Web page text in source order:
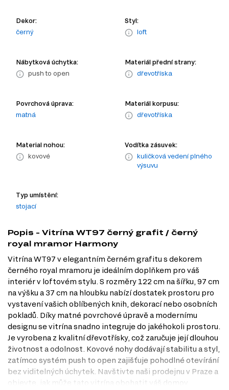
Dekor:
černý
Styl:
loft
Nábytková úchytka:
push to open
Materiál přední strany:
dřevotříska
Povrchová úprava:
matná
Materiál korpusu:
dřevotříska
Material nohou:
kovové
Vodítka zásuvek:
kuličková vedení plného
výsuvu
Typ umístění:
stojací
Popis - Vitrína WT97 černý grafit / černý
royal mramor Harmony
Vitrína WT97 v elegantním černém grafitu s dekorem
černého royal mramoru je ideálním doplňkem pro váš
interiér v loftovém stylu. S rozměry 122 cm na šířku, 97 cm
na výšku a 37 cm na hloubku nabízí dostatek prostoru pro
vystavení vašich oblíbených knih, dekorací nebo osobních
pokladů. Díky matné povrchové úpravě a modernímu
designu se vitrína snadno integruje do jakéhokoli prostoru.
Je vyrobena z kvalitní dřevotřísky, což zaručuje její dlouhou
životnost a odolnost. Kovové nohy dodávají stabilitu a styl,
zatímco systém push to open zajišťuje pohodlné otevírání
bez viditelných úchytek. Navštivte naši prodejnu v Praze a
objevte, jak může tato vitrína obohatit váš domov.